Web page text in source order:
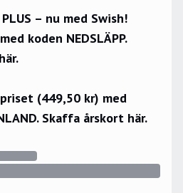
– nu med Swish!
koden NEDSLÄPP.
(449,50 kr) med
Skaffa årskort här.